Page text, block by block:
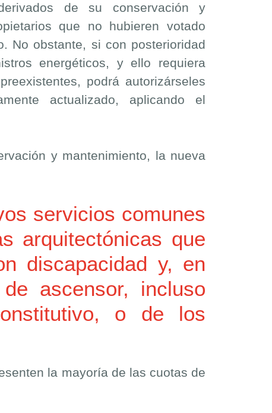
de su conservación y
que no hubieren votado
No obstante, si con posterioridad
energéticos, y ello requiera
podrá autorizárseles
actualizado, aplicando el
y mantenimiento, la nueva
servicios comunes
arquitectónicas que
discapacidad y, en
ascensor, incluso
o de los
la mayoría de las cuotas de